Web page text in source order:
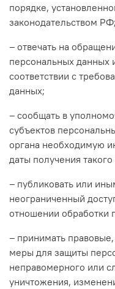
порядке,
законодательством РФ;
– отвечать на
персональных данных
соответствии с
данных;
– сообщать в
субъектов
органа необходимую
даты получения такого
– публиковать или
неограниченный
отношении обработки
– принимать
меры для защиты
неправомерного или
уничтожения,